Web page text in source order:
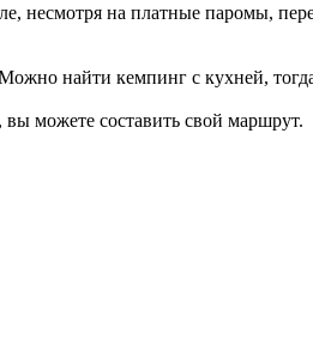
несмотря на платные паромы,
найти кемпинг с кухней,
можете составить свой маршрут.